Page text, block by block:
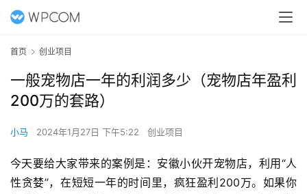
首页 创业项目
一般宠物店一年的利润多少（宠物店年盈利
200万的套路）
小马 2024年1月27日 下午5:22 创业项目
今天要给大家带来的案例是：安徽小伙开宠物店，利用“人
性贪婪”，在短短一年的时间里，疯狂盈利200万。如果你